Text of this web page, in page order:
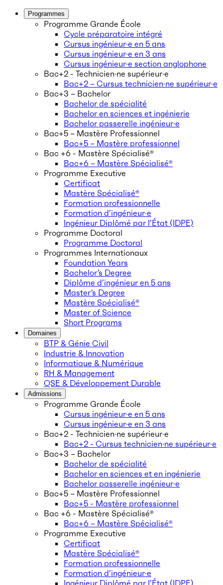
Programmes
Programme Grande École
Cycle préparatoire intégré
Cursus ingénieur·e en 5 ans
Cursus ingénieur·e en 3 ans
Cursus ingénieur·e section anglophone
Bac+2 - Technicien·ne supérieur·e
Bac+2 – Cursus technicien·ne supérieur·e
Bac+3 – Bachelor
Bachelor de spécialité
Bachelor en sciences et ingénierie
Bachelor passerelle ingénieur·e
Bac+5 – Mastère Professionnel
Bac+5 – Mastère professionnel
Bac +6 - Mastère Spécialisé®
Bac+6 – Mastère Spécialisé®
Programme Executive
Certificat
Mastère Spécialisé®
Formation professionnelle
Formation d’ingénieur·e
Ingénieur Diplômé par l’État (IDPE)
Programme Doctoral
Programme Doctoral
Programmes Internationaux
Foundation Years
Bachelor’s Degree
Diplôme d’ingénieur en 5 ans
Master’s Degree
Mastère Spécialisé®
Master of Science
Short Programs
Domaines
BTP & Génie Civil
Industrie & Innovation
Informatique & Numérique
RH & Management
QSE & Développement Durable
Admissions
Programme Grande École
Cursus ingénieur·e en 5 ans
Cursus ingénieur·e en 3 ans
Bac+2 - Technicien·ne supérieur·e
Bac+2 - Cursus technicien·ne supérieur·e
Bac+3 – Bachelor
Bachelor de spécialité
Bachelor en sciences et en ingénierie
Bachelor passerelle ingénieur·e
Bac+5 – Mastère Professionnel
Bac+5 - Mastère professionnel
Bac +6 - Mastère Spécialisé®
Bac+6 – Mastère Spécialisé®
Programme Executive
Certificat
Mastère Spécialisé®
Formation professionnelle
Formation d’ingénieur·e
Ingénieur Diplômé par l’État (IDPE)